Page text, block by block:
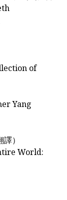
of
Yang
）
World: